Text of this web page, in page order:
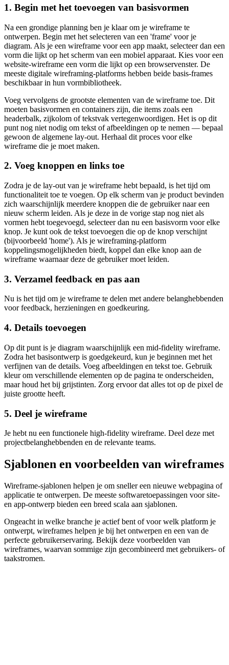
1. Begin met het toevoegen van basisvormen
Na een grondige planning ben je klaar om je wireframe te
ontwerpen. Begin met het selecteren van een 'frame' voor je
diagram. Als je een wireframe voor een app maakt, selecteer dan een
vorm die lijkt op het scherm van een mobiel apparaat. Kies voor een
website-wireframe een vorm die lijkt op een browservenster. De
meeste digitale wireframing-platforms hebben beide basis-frames
beschikbaar in hun vormbibliotheek.
Voeg vervolgens de grootste elementen van de wireframe toe. Dit
moeten basisvormen en containers zijn, die items zoals een
headerbalk, zijkolom of tekstvak vertegenwoordigen. Het is op dit
punt nog niet nodig om tekst of afbeeldingen op te nemen — bepaal
gewoon de algemene lay-out. Herhaal dit proces voor elke
wireframe die je moet maken.
2. Voeg knoppen en links toe
Zodra je de lay-out van je wireframe hebt bepaald, is het tijd om
functionaliteit toe te voegen. Op elk scherm van je product bevinden
zich waarschijnlijk meerdere knoppen die de gebruiker naar een
nieuw scherm leiden. Als je deze in de vorige stap nog niet als
vormen hebt toegevoegd, selecteer dan nu een basisvorm voor elke
knop. Je kunt ook de tekst toevoegen die op de knop verschijnt
(bijvoorbeeld 'home'). Als je wireframing-platform
koppelingsmogelijkheden biedt, koppel dan elke knop aan de
wireframe waarnaar deze de gebruiker moet leiden.
3. Verzamel feedback en pas aan
Nu is het tijd om je wireframe te delen met andere belanghebbenden
voor feedback, herzieningen en goedkeuring.
4. Details toevoegen
Op dit punt is je diagram waarschijnlijk een mid-fidelity wireframe.
Zodra het basisontwerp is goedgekeurd, kun je beginnen met het
verfijnen van de details. Voeg afbeeldingen en tekst toe. Gebruik
kleur om verschillende elementen op de pagina te onderscheiden,
maar houd het bij grijstinten. Zorg ervoor dat alles tot op de pixel de
juiste grootte heeft.
5. Deel je wireframe
Je hebt nu een functionele high-fidelity wireframe. Deel deze met
projectbelanghebbenden en de relevante teams.
Sjablonen en voorbeelden van wireframes
Wireframe-sjablonen helpen je om sneller een nieuwe webpagina of
applicatie te ontwerpen. De meeste softwaretoepassingen voor site-
en app-ontwerp bieden een breed scala aan sjablonen.
Ongeacht in welke branche je actief bent of voor welk platform je
ontwerpt, wireframes helpen je bij het ontwerpen en een van de
perfecte gebruikerservaring. Bekijk deze voorbeelden van
wireframes, waarvan sommige zijn gecombineerd met gebruikers- of
taakstromen.